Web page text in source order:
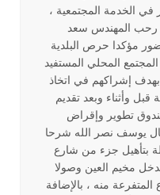
الخدمة المجتمعية ،
رحب المهندس سعد
مؤكدا حرص البلدية
المحلي المستفيد
إشراكهم في اتخاذ
قبل وأثناء وبعد تقديم
تطوير وإقراض
يوسف نصر الله شرحا
بتأهيل جزء من شارع
من مدخل مخيم العين وصولا
منه ، بالإضافة